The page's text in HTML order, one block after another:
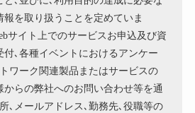
を取り扱うことを定めていま
サイト上でのサービスお申込及び資
､各種イベントにおけるアンケー
ワーク関連製品またはサービスの
からの弊社へのお問い合わせ等を通
､メールアドレス､勤務先､役職等の